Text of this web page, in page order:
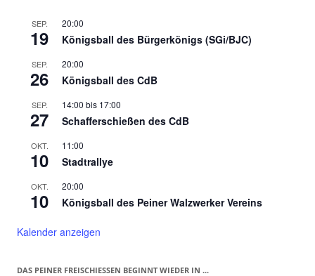
SEP.
19
20:00
Königsball des Bürgerkönigs (SGi/BJC)
SEP.
26
20:00
Königsball des CdB
SEP.
27
14:00 bis 17:00
Schafferschießen des CdB
OKT.
10
11:00
Stadtrallye
OKT.
10
20:00
Königsball des Peiner Walzwerker Vereins
Kalender anzeigen
DAS PEINER FREISCHIESSEN BEGINNT WIEDER IN ...